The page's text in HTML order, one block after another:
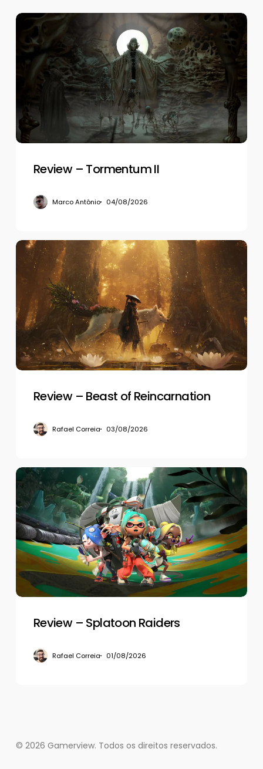
Review
Tormentum
Review – Tormentum II
Marco Antônio 04/08/2026
Review
–
Beast
Reincarnation
Review – Beast of Reincarnation
Rafael Correia 03/08/2026
Review
–
Splatoon
Raiders
Review – Splatoon Raiders
Rafael Correia 01/08/2026
© 2026 Gamerview. Todos os direitos reservados.